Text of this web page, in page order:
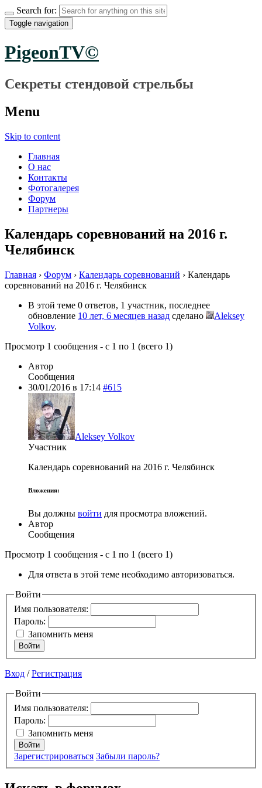
Search for:
Toggle navigation
PigeonTV©
Секреты стендовой стрельбы
Menu
Skip to content
Главная
О нас
Контакты
Фотогалерея
Форум
Партнеры
Календарь соревнований на 2016 г.
Челябинск
Главная › Форум › Календарь соревнований › Календарь
соревнований на 2016 г. Челябинск
В этой теме 0 ответов, 1 участник, последнее
обновление 10 лет, 6 месяцев назад сделано
Aleksey
Volkov.
Просмотр 1 сообщения - с 1 по 1 (всего 1)
Автор
Сообщения
30/01/2016 в 17:14 #615
Aleksey Volkov
Участник
Календарь соревнований на 2016 г. Челябинск
Вложения:
Вы должны войти для просмотра вложений.
Автор
Сообщения
Просмотр 1 сообщения - с 1 по 1 (всего 1)
Для ответа в этой теме необходимо авторизоваться.
Войти
Имя пользователя:
Пароль:
Запомнить меня
Войти
Вход /Регистрация
Войти
Имя пользователя:
Пароль:
Запомнить меня
Войти
Зарегистрироваться Забыли пароль?